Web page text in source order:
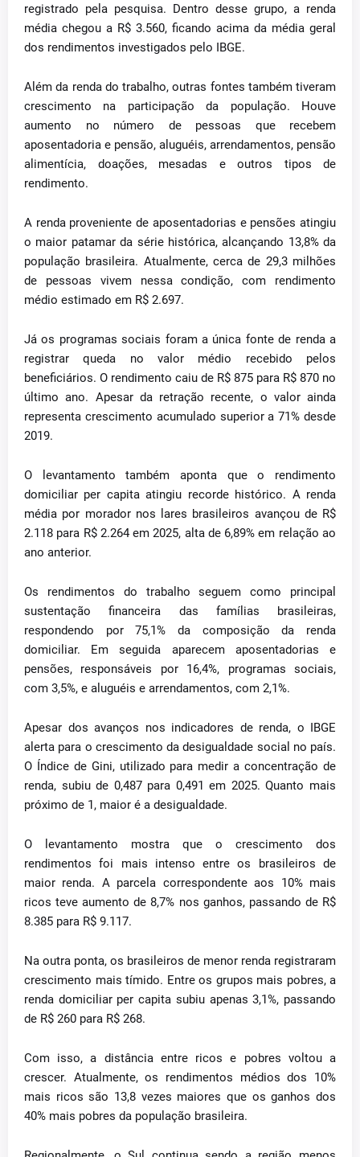
registrado pela pesquisa. Dentro desse grupo, a renda
média chegou a R$ 3.560, ficando acima da média geral
dos rendimentos investigados pelo IBGE.
Além da renda do trabalho, outras fontes também tiveram
crescimento na participação da população. Houve
aumento no número de pessoas que recebem
aposentadoria e pensão, aluguéis, arrendamentos, pensão
alimentícia, doações, mesadas e outros tipos de
rendimento.
A renda proveniente de aposentadorias e pensões atingiu
o maior patamar da série histórica, alcançando 13,8% da
população brasileira. Atualmente, cerca de 29,3 milhões
de pessoas vivem nessa condição, com rendimento
médio estimado em R$ 2.697.
Já os programas sociais foram a única fonte de renda a
registrar queda no valor médio recebido pelos
beneficiários. O rendimento caiu de R$ 875 para R$ 870 no
último ano. Apesar da retração recente, o valor ainda
representa crescimento acumulado superior a 71% desde
2019.
O levantamento também aponta que o rendimento
domiciliar per capita atingiu recorde histórico. A renda
média por morador nos lares brasileiros avançou de R$
2.118 para R$ 2.264 em 2025, alta de 6,89% em relação ao
ano anterior.
Os rendimentos do trabalho seguem como principal
sustentação financeira das famílias brasileiras,
respondendo por 75,1% da composição da renda
domiciliar. Em seguida aparecem aposentadorias e
pensões, responsáveis por 16,4%, programas sociais,
com 3,5%, e aluguéis e arrendamentos, com 2,1%.
Apesar dos avanços nos indicadores de renda, o IBGE
alerta para o crescimento da desigualdade social no país.
O Índice de Gini, utilizado para medir a concentração de
renda, subiu de 0,487 para 0,491 em 2025. Quanto mais
próximo de 1, maior é a desigualdade.
O levantamento mostra que o crescimento dos
rendimentos foi mais intenso entre os brasileiros de
maior renda. A parcela correspondente aos 10% mais
ricos teve aumento de 8,7% nos ganhos, passando de R$
8.385 para R$ 9.117.
Na outra ponta, os brasileiros de menor renda registraram
crescimento mais tímido. Entre os grupos mais pobres, a
renda domiciliar per capita subiu apenas 3,1%, passando
de R$ 260 para R$ 268.
Com isso, a distância entre ricos e pobres voltou a
crescer. Atualmente, os rendimentos médios dos 10%
mais ricos são 13,8 vezes maiores que os ganhos dos
40% mais pobres da população brasileira.